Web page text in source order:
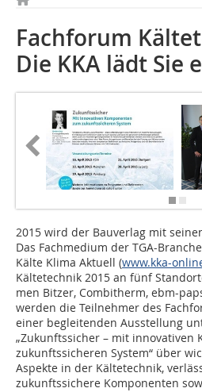
Fachforum
Die KKA lädt Sie
2015 wird der Bauverlag mit
Das Fachmedium der TGA-
Kälte Klima Aktuell (www.kka-
Kältetechnik 2015 an fünf
men Bitzer, Combitherm, ebm-
werden die Teilnehmer des
einer begleiten­den Ausstellung
„Zukunftssicher – mit innovativen
zukunftssicheren System“ über
Aspekte in der Kältetechnik,
zukunftssichere Komponenten